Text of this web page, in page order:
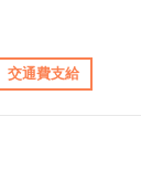
交通費支給